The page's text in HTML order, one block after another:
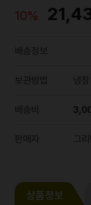
10%
배송정보
보관방법 냉장
배송비
판매자 그
상품정보